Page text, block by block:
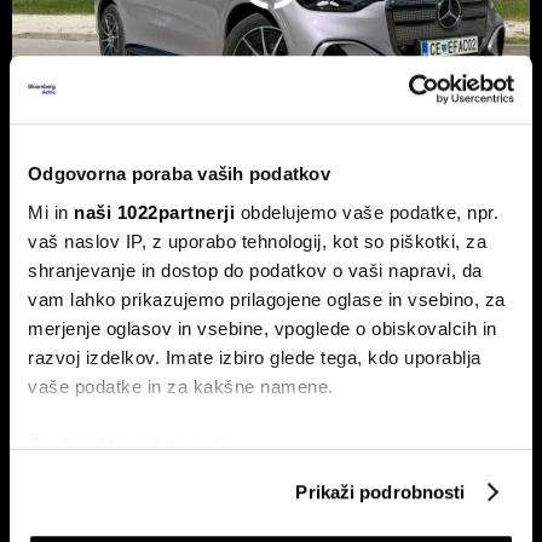
Odgovorna poraba vaših podatkov
Mi in naši 1022partnerji obdelujemo vaše podatke, npr.
vaš naslov IP, z uporabo tehnologij, kot so piškotki, za
shranjevanje in dostop do podatkov o vaši napravi, da
vam lahko prikazujemo prilagojene oglase in vsebino, za
merjenje oglasov in vsebine, vpoglede o obiskovalcih in
razvoj izdelkov. Imate izbiro glede tega, kdo uporablja
vaše podatke in za kakšne namene.
Če dovolite, želimo tudi:
Zbirati informacije o vaši geografski lokaciji, ki so
Identificirati napravo z aktivnim preverjanjem
Prikaži podrobnosti
Novi mercedes-benz GLC: Tvegana
elektrifikacija luksuza ali genialni
preboj?
Petična znamka iz Stuttgarta z elektrificirano uspešnico
napoveduje oster obrat v smeri pogonske alternative.